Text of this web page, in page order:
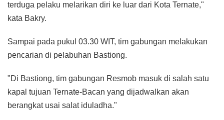
terduga pelaku melarikan diri ke luar dari Kota Ternate,"
kata Bakry.
Sampai pada pukul 03.30 WIT, tim gabungan melakukan
pencarian di pelabuhan Bastiong.
"Di Bastiong, tim gabungan Resmob masuk di salah satu
kapal tujuan Ternate-Bacan yang dijadwalkan akan
berangkat usai salat iduladha."